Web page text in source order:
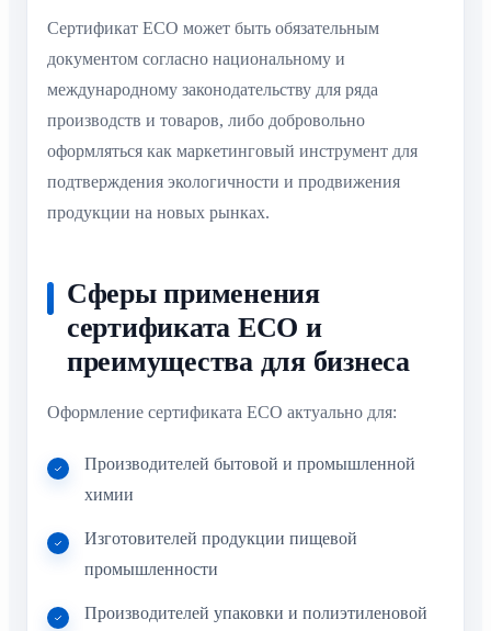
Сертификат ECO может быть обязательным
документом согласно национальному и
международному законодательству для ряда
производств и товаров, либо добровольно
оформляться как маркетинговый инструмент для
подтверждения экологичности и продвижения
продукции на новых рынках.
Сферы применения
сертификата ECO и
преимущества для бизнеса
Оформление сертификата ECO актуально для:
Производителей бытовой и промышленной
химии
Изготовителей продукции пищевой
промышленности
Производителей упаковки и полиэтиленовой